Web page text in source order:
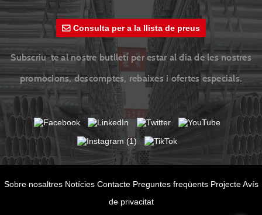
Consulta per a la llista de preus
Subscriu-te al nostre butlletí per estar al dia de les nostres
promocions, descomptes, rebaixes i ofertes especials.
Sobre nosaltres Notícies Contacte Preguntes freqüents Projecte Avís
de privacitat